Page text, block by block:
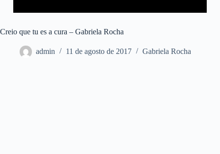
Creio que tu es a cura – Gabriela Rocha
admin 11 de agosto de 2017 Gabriela Rocha